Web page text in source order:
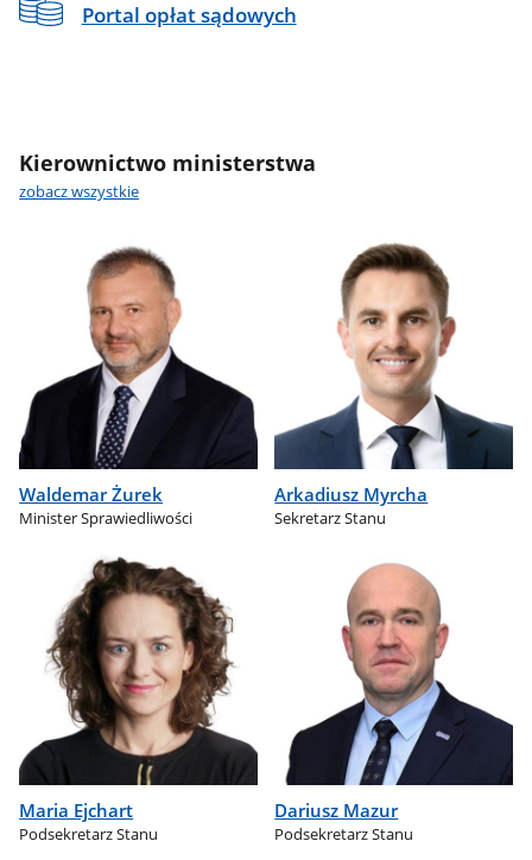
Portal opłat sądowych
Kierownictwo ministerstwa
zobacz wszystkie
Waldemar Żurek
Minister Sprawiedliwości
Arkadiusz Myrcha
Sekretarz Stanu
Maria Ejchart
Podsekretarz Stanu
Dariusz Mazur
Podsekretarz Stanu